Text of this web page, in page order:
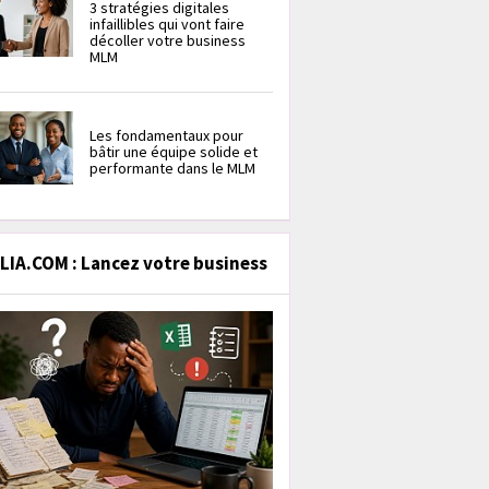
3 stratégies digitales
infaillibles qui vont faire
décoller votre business
MLM
Les fondamentaux pour
bâtir une équipe solide et
performante dans le MLM
: Lancez votre business